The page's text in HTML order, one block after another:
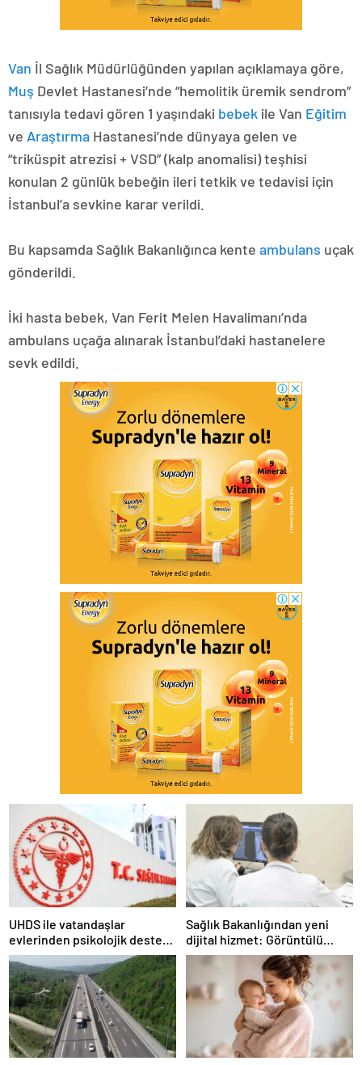
Van İl Sağlık Müdürlüğünden yapılan açıklamaya göre,
Muş Devlet Hastanesi’nde “hemolitik üremik sendrom”
tanısıyla tedavi gören 1 yaşındaki bebek ile Van Eğitim
ve Araştırma Hastanesi’nde dünyaya gelen ve
“triküspit atrezisi + VSD” (kalp anomalisi) teşhisi
konulan 2 günlük bebeğin ileri tetkik ve tedavisi için
İstanbul’a sevkine karar verildi.
Bu kapsamda Sağlık Bakanlığınca kente ambulans uçak
gönderildi.
İki hasta bebek, Van Ferit Melen Havalimanı’nda
ambulans uçağa alınarak İstanbul’daki hastanelere
sevk edildi.
UHDS ile vatandaşlar
evlerinden psikolojik destek
ve sigara bırakma desteği
alabiliyor
Sağlık Bakanlığından yeni
dijital hizmet: Görüntülü
danışmanlık dönemi